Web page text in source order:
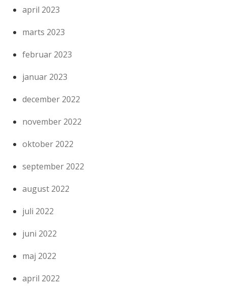
april 2023
marts 2023
februar 2023
januar 2023
december 2022
november 2022
oktober 2022
september 2022
august 2022
juli 2022
juni 2022
maj 2022
april 2022